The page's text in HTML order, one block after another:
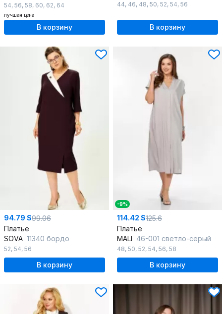
54, 56, 58, 60, 62, 64
лучшая цена
В корзину
44, 46, 48, 50, 52, 54, 56
В корзину
94.79 $99.06
Платье
SOVA 11340 бордо
52, 54, 56
В корзину
-9%
114.42 $125.6
Платье
MALI 46-001 светло-серый
48, 50, 52, 54, 56, 58
В корзину